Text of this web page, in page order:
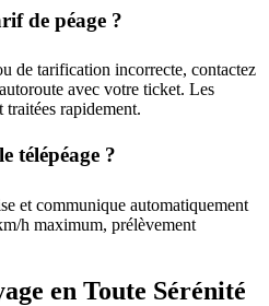
de péage ?
de tarification incorrecte, contactez
avec votre ticket. Les
traitées rapidement.
télépéage ?
et communique automatiquement
h maximum, prélèvement
en Toute Sérénité